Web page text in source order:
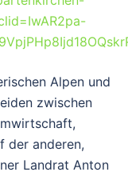
Alpen und
zwischen
der anderen,
Landrat Anton